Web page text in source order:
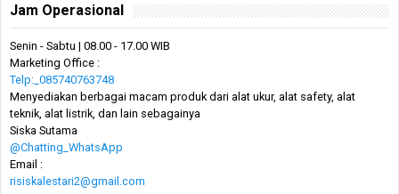
Jam Operasional
Senin - Sabtu | 08.00 - 17.00 WIB
Marketing Office :
Telp:_085740763748
Menyediakan berbagai macam produk dari alat ukur, alat safety, alat
teknik, alat listrik, dan lain sebagainya
Siska Sutama
@Chatting_WhatsApp
Email :
risiskalestari2@gmail.com